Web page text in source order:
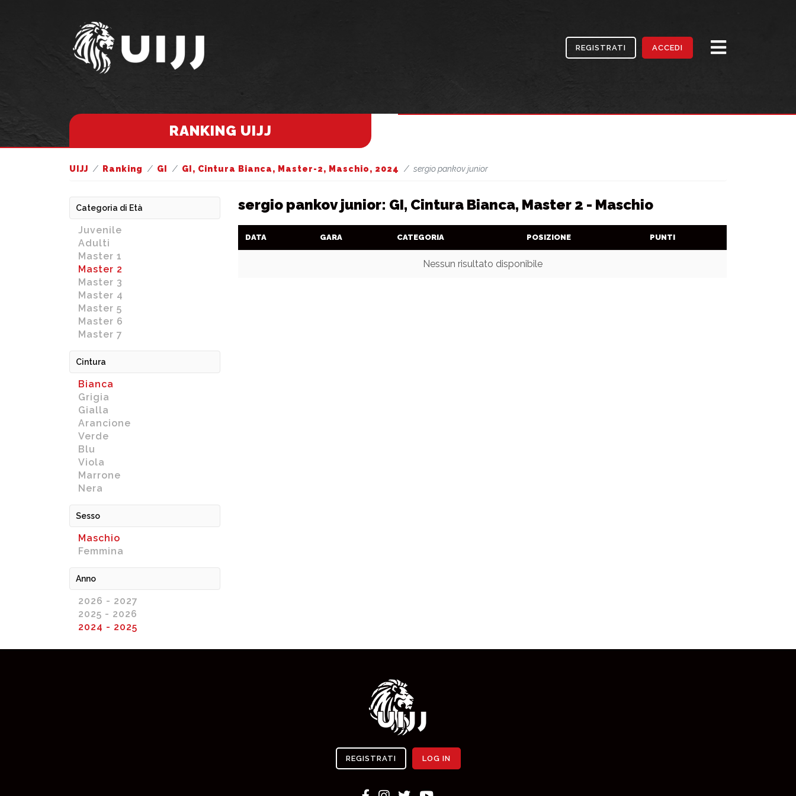
REGISTRATI ACCEDI
RANKING UIJJ
UIJJ Ranking GI GI, Cintura Bianca, Master-2, Maschio, 2024 sergio pankov junior
Categoria di Età
Juvenile
Adulti
Master 1
Master 2
Master 3
Master 4
Master 5
Master 6
Master 7
Cintura
Bianca
Grigia
Gialla
Arancione
Verde
Blu
Viola
Marrone
Nera
Sesso
Maschio
Femmina
Anno
2026 - 2027
2025 - 2026
2024 - 2025
sergio pankov junior: GI, Cintura Bianca, Master 2 - Maschio
DATA GARA CATEGORIA POSIZIONE PUNTI
Nessun risultato disponibile
REGISTRATI LOG IN